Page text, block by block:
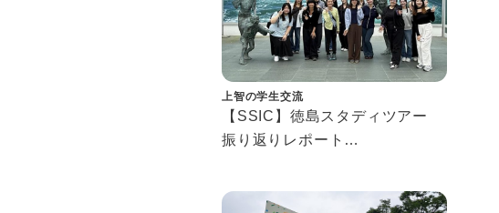
上智の学生交流
【SSIC】徳島スタディツアー
振り返りレポート
Reflection Report